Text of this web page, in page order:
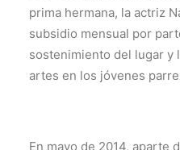
prima hermana, la actriz
subsidio mensual por
sostenimiento del lugar y
artes en los jóvenes
En mayo de 2014, aparte